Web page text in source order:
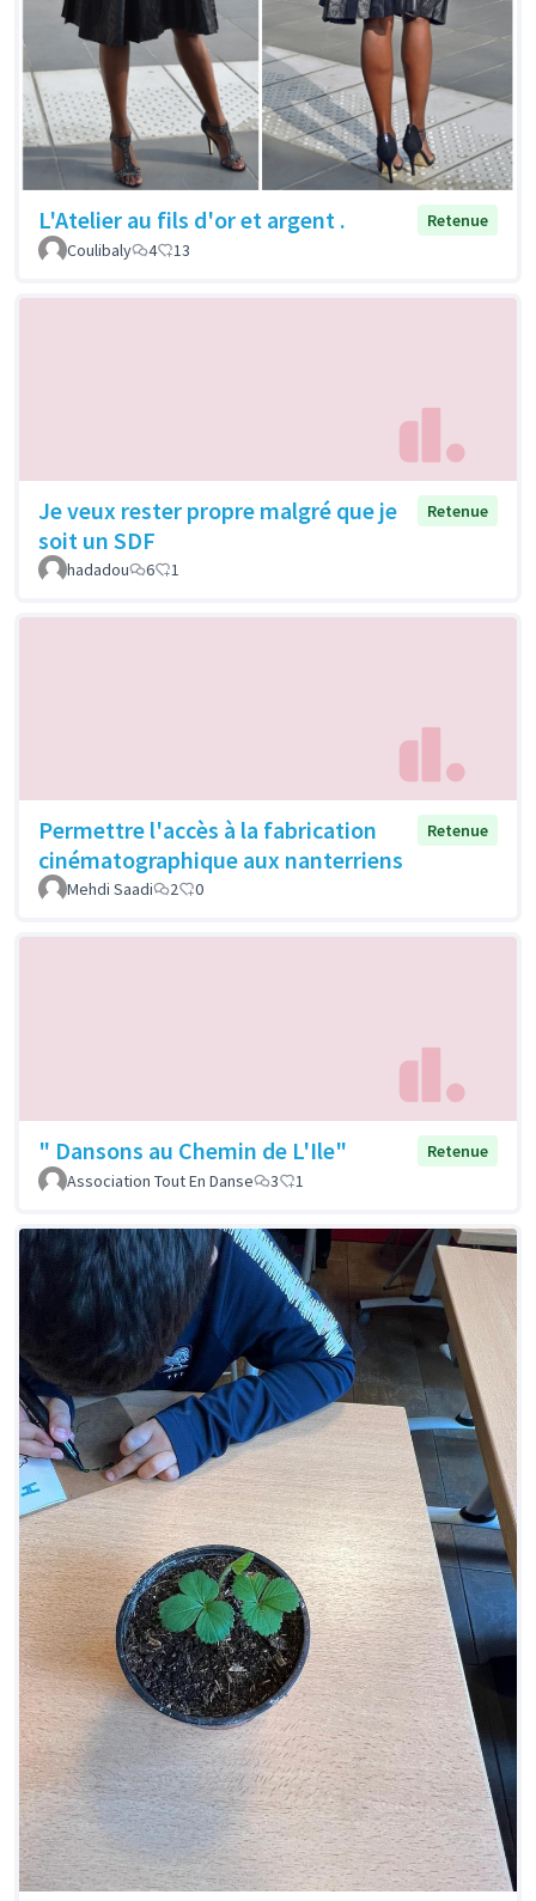
L'Atelier au fils d'or et argent .
Retenue
Coulibaly
4 13
Je veux rester propre malgré que je
soit un SDF
Retenue
hadadou 6 1
Permettre l'accès à la fabrication
cinématographique aux nanterriens
Retenue
Mehdi Saadi 2 0
" Dansons au Chemin de L'Ile"
Retenue
Association Tout En Danse
3 1